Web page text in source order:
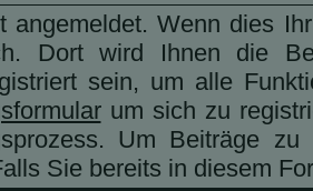
angemeldet. Wenn dies
Dort wird Ihnen die
sein, um alle
um sich zu
Um Beiträge
Sie bereits in diesem